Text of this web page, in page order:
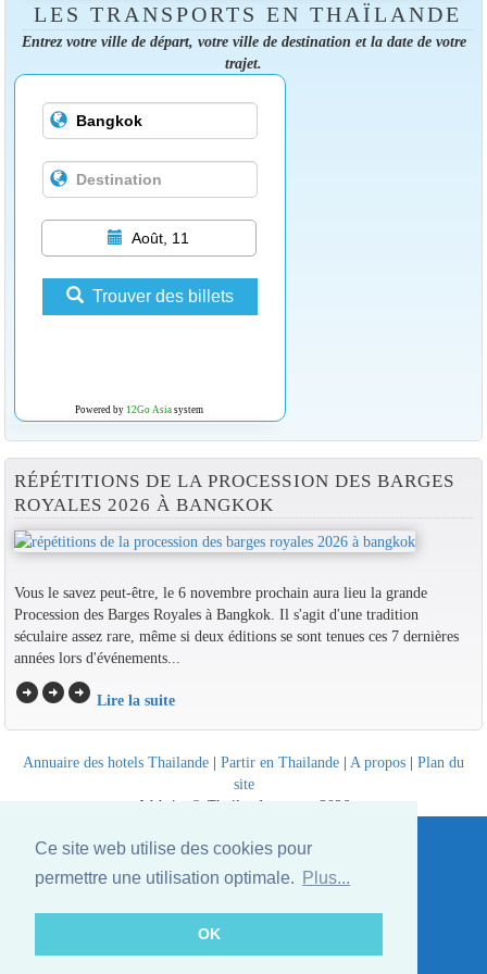
Ce site web utilise des cookies pour
permettre une utilisation optimale.
Plus...
OK
LES TRANSPORTS EN THAÏLANDE
Entrez votre ville de départ, votre ville de destination et la date de votre
trajet.
Août, 11
Trouver des billets
Powered by 12Go Asiasystem
RÉPÉTITIONS DE LA PROCESSION DES BARGES
ROYALES 2026 À BANGKOK
Vous le savez peut-être, le 6 novembre prochain aura lieu la grande
Procession des Barges Royales à Bangkok. Il s'agit d'une tradition
séculaire assez rare, même si deux éditions se sont tenues ces 7 dernières
années lors d'événements...
arrow_circle_rightarrow_circle_rightarrow_circle_right Lire la suite
Annuaire des hotels Thailande | Partir en Thailande | A propos | Plan du
site
Website © Thailandee.com - 2026